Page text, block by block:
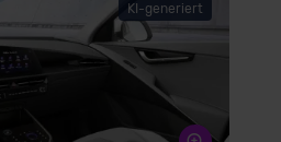
KI-generiert